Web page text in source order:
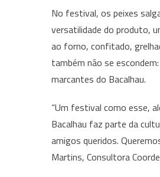
No festival, os peixes
versatilidade do produto,
ao forno, confitado,
também não se
marcantes do Bacalhau.
“Um festival como esse,
Bacalhau faz parte da
amigos queridos.
Martins, Consultora